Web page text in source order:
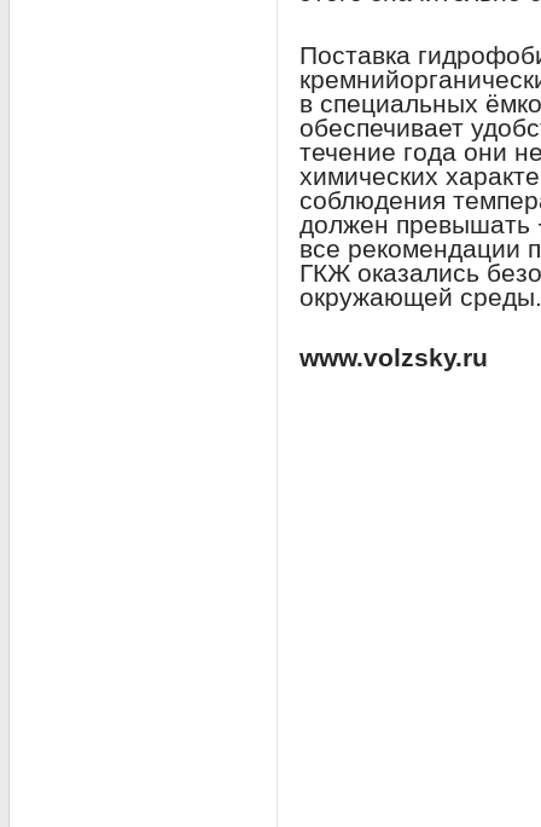
Поставка
в специальных
обеспечивает
течение года они
химических
соблюдения
должен превышать
все рекомендации
ГКЖ оказались
окружающей среды.
www.volzsky.ru